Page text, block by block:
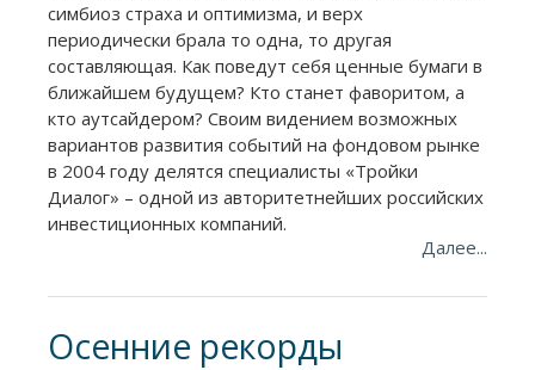
симбиоз страха и оптимизма, и верх
периодически брала то одна, то другая
составляющая. Как поведут себя ценные бумаги в
ближайшем будущем? Кто станет фаворитом, а
кто аутсайдером? Своим видением возможных
вариантов развития событий на фондовом рынке
в 2004 году делятся специалисты «Тройки
Диалог» – одной из авторитетнейших российских
инвестиционных компаний.
Далее...
Осенние рекорды